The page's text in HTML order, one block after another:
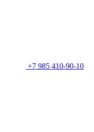
+7 985 410-90-10